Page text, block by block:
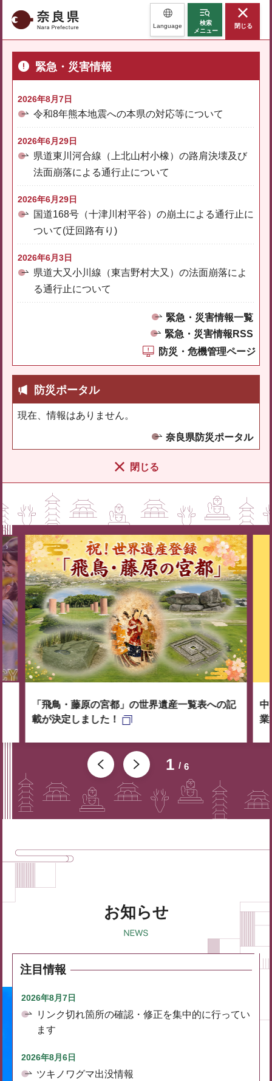
奈良県 Language
検索
メニュー
閉じる
緊急・災害情報
2026年8月7日
令和8年熊本地震への本県の対応等について
2026年6月29日
県道東川河合線（上北山村小橡）の路肩決壊及び
法面崩落による通行止について
2026年6月29日
国道168号（十津川村平谷）の崩土による通行止に
ついて(迂回路有り)
2026年6月3日
県道大又小川線（東吉野村大又）の法面崩落によ
る通行止について
緊急・災害情報一覧
緊急・災害情報RSS
防災・危機管理ページ
防災ポータル
現在、情報はありません。
奈良県防災ポータル
閉じる
1 6
「飛鳥・藤原の宮都」の世界遺産一覧表への記
載が決定しました！
中
業
お知らせ
注目情報
2026年8月7日
リンク切れ箇所の確認・修正を集中的に行ってい
ます
2026年8月6日
ツキノワグマ出没情報